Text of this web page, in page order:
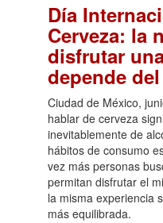
Día
Cerveza: la
disfrutar
depende
Ciudad de México,
hablar de cerveza
inevitablemente de
hábitos de consumo
vez más personas
permitan disfrutar el
la misma experiencia
más equilibrada.